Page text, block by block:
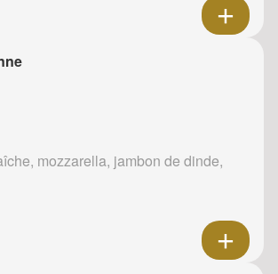
mozzarella, jambon de dinde,